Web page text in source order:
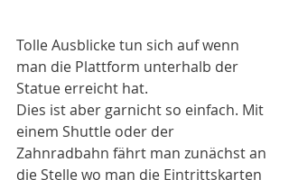
Tolle Ausblicke tun sich auf wenn
man die Plattform unterhalb der
Statue erreicht hat.
Dies ist aber garnicht so einfach. Mit
einem Shuttle oder der
Zahnradbahn fährt man zunächst an
die Stelle wo man die Eintrittskarten